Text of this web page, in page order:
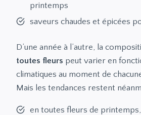
printemps
saveurs chaudes et épicées
D’une année à l’autre, la
toutes fleurs peut varier en
climatiques au moment de
Mais les tendances restent
en toutes fleurs de